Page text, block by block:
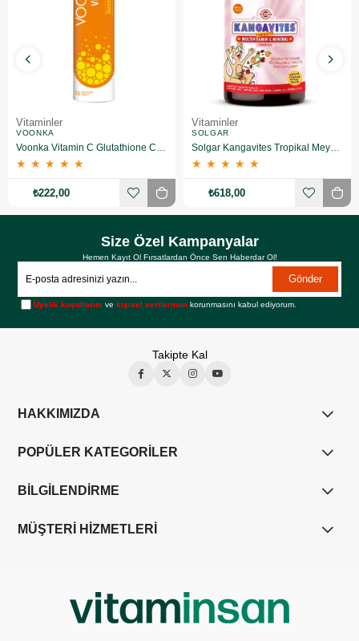
Vitaminler
VOONKA
★ ★ ★ ★ ★
₺222,00
Vitaminler
SOLGAR
★ ★ ★ ★ ★
₺618,00
Size Özel Kampanyalar
Hemen Kayıt Ol Fırsatlardan Önce Sen Haberdar Ol!
Gönder
Üyelik koşullarını vekişisel verilerimin korunmasını kabul ediyorum.
Takipte Kal
HAKKIMIZDA
POPÜLER KATEGORİLER
BİLGİLENDİRME
MÜŞTERİ HİZMETLERİ